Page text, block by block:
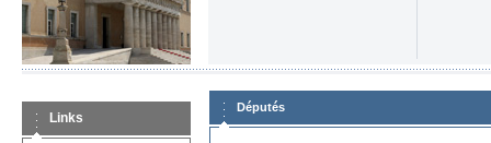
Links
Députés